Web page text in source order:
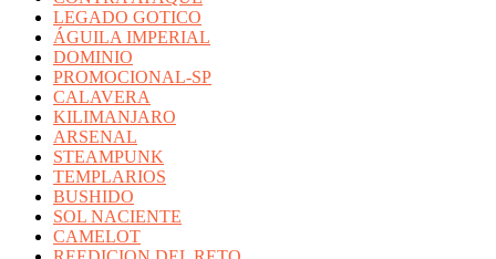
LEGADO GOTICO
ÁGUILA IMPERIAL
DOMINIO
PROMOCIONAL-SP
CALAVERA
KILIMANJARO
ARSENAL
STEAMPUNK
TEMPLARIOS
BUSHIDO
SOL NACIENTE
CAMELOT